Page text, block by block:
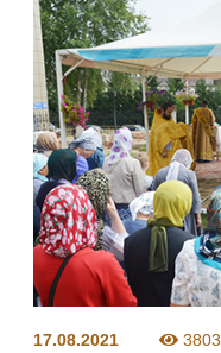
17.08.2021 3803